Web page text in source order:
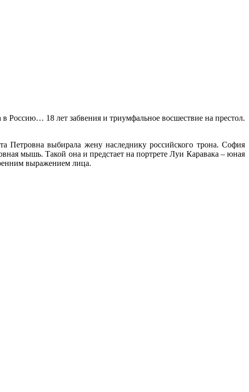
Россию… 18 лет забвения и триумфальное восшествие на престол.
Петровна выбирала жену наследнику российского трона. София
мышь. Такой она и предстает на портрете Луи Каравака – юная
выражением лица.